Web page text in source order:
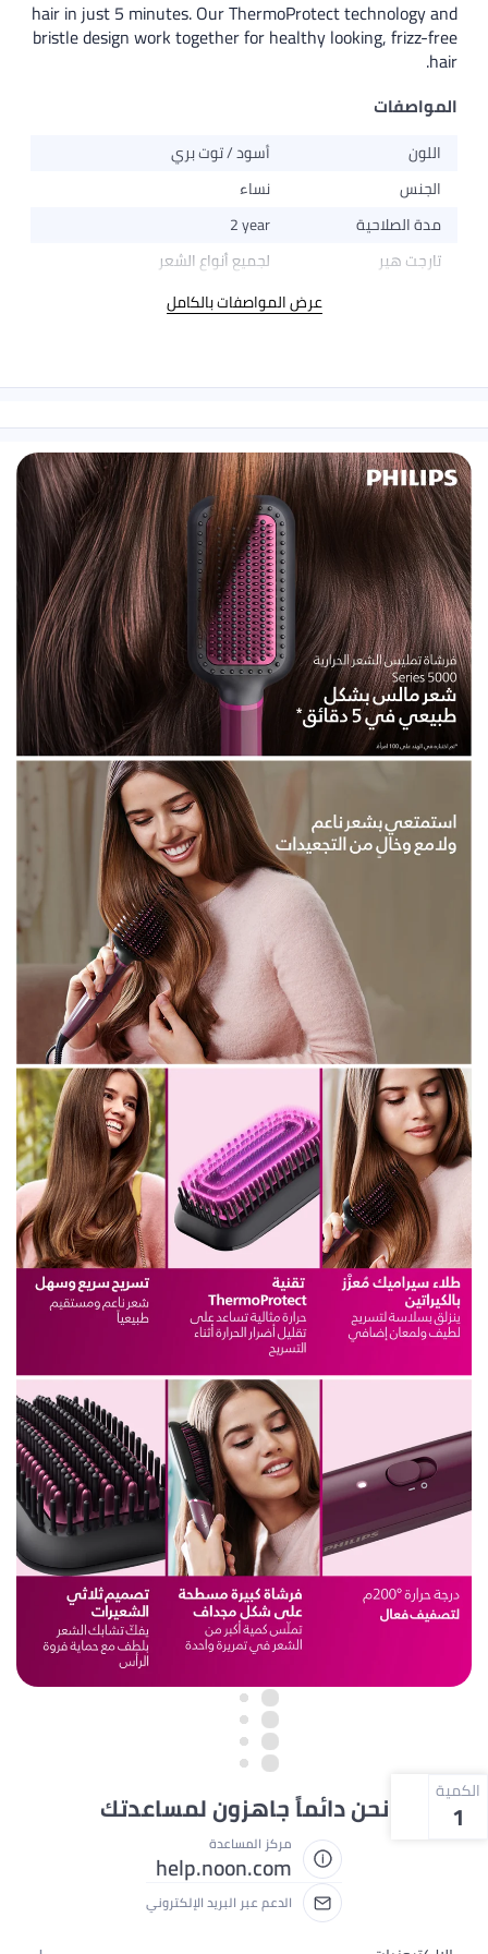
hair in just 5 minutes. Our ThermoProtect technology and
bristle design work together for healthy looking, frizz-free
hair.
المواصفات
اللون
أسود / توت بري
الجنس
نساء
مدة الصلاحية
2 year
تارجت هير
لجميع أنواع الشعر
عرض المواصفات بالكامل
الكمية
1 نحن دائماً جاهزون لمساعدتك
مركز المساعدة
help.noon.com
الدعم عبر البريد الإلكتروني